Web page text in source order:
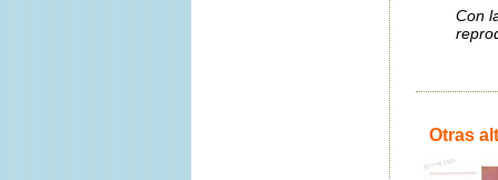
Con
Otras